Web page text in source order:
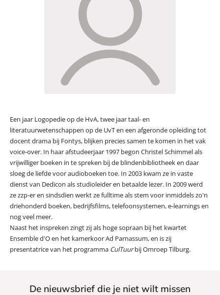
Een jaar Logopedie op de HvA, twee jaar taal- en
literatuurwetenschappen op de UvT en een afgeronde opleiding tot
docent drama bij Fontys, blijken precies samen te komen in het vak
voice-over. In haar afstudeerjaar 1997 begon Christel Schimmel als
vrijwilliger boeken in te spreken bij de blindenbibliotheek en daar
sloeg de liefde voor audioboeken toe. In 2003 kwam ze in vaste
dienst van Dedicon als studioleider en betaalde lezer. In 2009 werd
ze zzp-er en sindsdien werkt ze fulltime als stem voor inmiddels zo'n
driehonderd boeken, bedrijfsfilms, telefoonsystemen, e-learnings en
nog veel meer.
Naast het inspreken zingt zij als hoge sopraan bij het kwartet
Ensemble d'O en het kamerkoor Ad Parnassum, en is zij
presentatrice van het programma CulTuurbij Omroep Tilburg.
De nieuwsbrief die je niet wilt missen